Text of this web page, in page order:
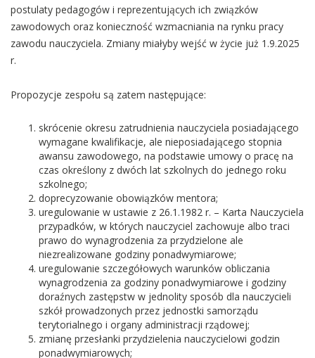
postulaty pedagogów i reprezentujących ich związków
zawodowych oraz konieczność wzmacniania na rynku pracy
zawodu nauczyciela. Zmiany miałyby wejść w życie już 1.9.2025
r.
Propozycje zespołu są zatem następujące:
skrócenie okresu zatrudnienia nauczyciela posiadającego
wymagane kwalifikacje, ale nieposiadającego stopnia
awansu zawodowego, na podstawie umowy o pracę na
czas określony z dwóch lat szkolnych do jednego roku
szkolnego;
doprecyzowanie obowiązków mentora;
uregulowanie w ustawie z 26.1.1982 r. – Karta Nauczyciela
przypadków, w których nauczyciel zachowuje albo traci
prawo do wynagrodzenia za przydzielone ale
niezrealizowane godziny ponadwymiarowe;
uregulowanie szczegółowych warunków obliczania
wynagrodzenia za godziny ponadwymiarowe i godziny
doraźnych zastępstw w jednolity sposób dla nauczycieli
szkół prowadzonych przez jednostki samorządu
terytorialnego i organy administracji rządowej;
zmianę przesłanki przydzielenia nauczycielowi godzin
ponadwymiarowych;